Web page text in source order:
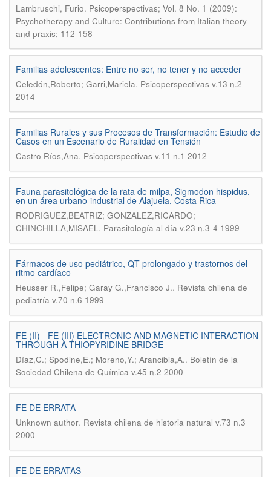
Lambruschi, Furio. Psicoperspectivas; Vol. 8 No. 1 (2009):
Psychotherapy and Culture: Contributions from Italian theory
and praxis; 112-158
Familias adolescentes: Entre no ser, no tener y no acceder
Celedón,Roberto; Garri,Mariela. Psicoperspectivas v.13 n.2
2014
Familias Rurales y sus Procesos de Transformación: Estudio de
Casos en un Escenario de Ruralidad en Tensión
Castro Ríos,Ana. Psicoperspectivas v.11 n.1 2012
Fauna parasitológica de la rata de milpa, Sigmodon hispidus,
en un área urbano-industrial de Alajuela, Costa Rica
RODRIGUEZ,BEATRIZ; GONZALEZ,RICARDO;
CHINCHILLA,MISAEL. Parasitología al día v.23 n.3-4 1999
Fármacos de uso pediátrico, QT prolongado y trastornos del
ritmo cardíaco
Heusser R.,Felipe; Garay G.,Francisco J.. Revista chilena de
pediatría v.70 n.6 1999
FE (II) - FE (III) ELECTRONIC AND MAGNETIC INTERACTION
THROUGH A THIOPYRIDINE BRIDGE
Díaz,C.; Spodine,E.; Moreno,Y.; Arancibia,A.. Boletín de la
Sociedad Chilena de Química v.45 n.2 2000
FE DE ERRATA
Unknown author. Revista chilena de historia natural v.73 n.3
2000
FE DE ERRATAS